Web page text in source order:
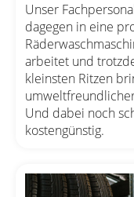
Unser
dagegen in eine
arbeitet und
kleinsten Ritzen
Und dabei noch
kostengünstig.